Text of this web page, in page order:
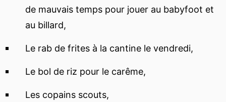
de mauvais temps pour jouer au babyfoot et
au billard,
Le rab de frites à la cantine le vendredi,
Le bol de riz pour le carême,
Les copains scouts,